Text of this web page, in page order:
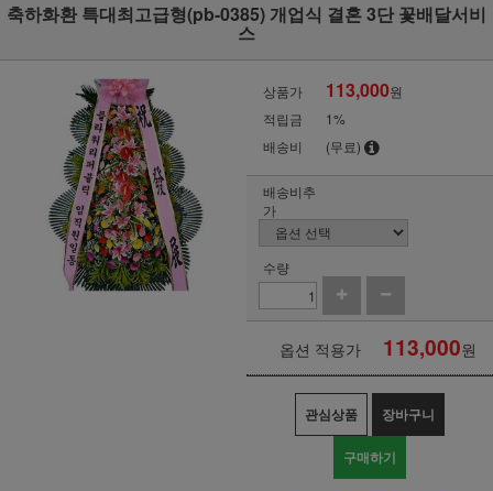
축하화환 특대최고급형(pb-0385) 개업식 결혼 3단 꽃배달서비
스
상품가 113,000원
적립금
1%
배송비
(무료)
배송비추
가
수량
옵션 적용가 113,000원
관심상품 장바구니
구매하기